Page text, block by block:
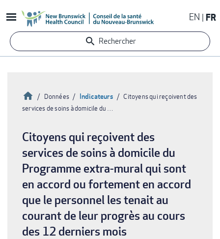
au
contenu
principal
EN FR
Rechercher
d'Ariane
Accueil
Données Indicateurs
Citoyens qui reçoivent des
services de soins à domicile du …
Citoyens qui reçoivent des
services de soins à domicile du
Programme extra-mural qui sont
en accord ou fortement en accord
que le personnel les tenait au
courant de leur progrès au cours
des 12 derniers mois